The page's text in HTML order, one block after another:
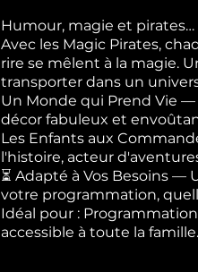
Humour, magie et
Avec les Magic Pirates,
rire se mêlent à la magie.
transporter dans un
Un Monde qui Prend Vie
décor fabuleux et
Les Enfants aux
l'histoire, acteur
⏳ Adapté à Vos Besoins
votre programmation,
Idéal pour :
accessible à toute la famille.